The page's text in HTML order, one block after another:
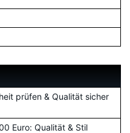
prüfen & Qualität sicher
Euro: Qualität & Stil